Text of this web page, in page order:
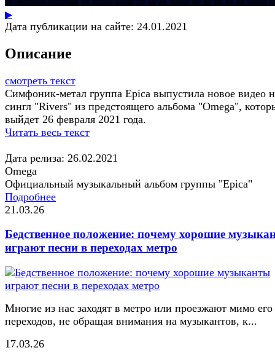
▶
Дата публикации на сайте: 24.01.2021
Описание
смотреть текст
Симфоник-метал группа Epica выпустила новое видео
сингл "Rivers" из предстоящего альбома "Omega",
выйдет 26 февраля 2021 года.
Читать весь текст
Дата релиза: 26.02.2021
Omega
Официальный музыкальный альбом группы "Epica"
Подробнее
21.03.26
Бедственное положение: почему хорошие
играют песни в переходах метро
Многие из нас заходят в метро или проезжают мимо его
переходов, не обращая внимания на музыкантов, к...
17.03.26